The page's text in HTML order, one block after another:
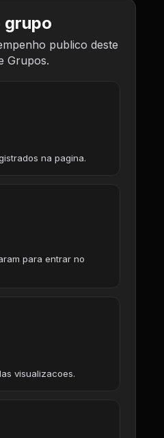
grupo
publico deste
Grupos.
na pagina.
para entrar no
visualizacoes.